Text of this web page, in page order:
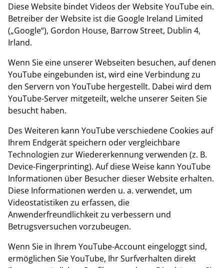
Diese Website bindet Videos der Website YouTube ein.
Betreiber der Website ist die Google Ireland Limited
(„Google“), Gordon House, Barrow Street, Dublin 4,
Irland.
Wenn Sie eine unserer Webseiten besuchen, auf denen
YouTube eingebunden ist, wird eine Verbindung zu
den Servern von YouTube hergestellt. Dabei wird dem
YouTube-Server mitgeteilt, welche unserer Seiten Sie
besucht haben.
Des Weiteren kann YouTube verschiedene Cookies auf
Ihrem Endgerät speichern oder vergleichbare
Technologien zur Wiedererkennung verwenden (z. B.
Device-Fingerprinting). Auf diese Weise kann YouTube
Informationen über Besucher dieser Website erhalten.
Diese Informationen werden u. a. verwendet, um
Videostatistiken zu erfassen, die
Anwenderfreundlichkeit zu verbessern und
Betrugsversuchen vorzubeugen.
Wenn Sie in Ihrem YouTube-Account eingeloggt sind,
ermöglichen Sie YouTube, Ihr Surfverhalten direkt